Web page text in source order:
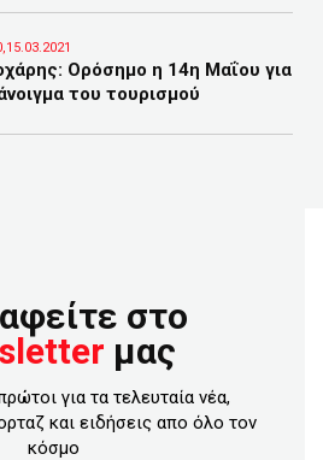
Ορόσημο η 14η Μαΐου για
του τουρισμού
στο
μας
για τα τελευταία νέα,
και ειδήσεις απο όλο τον
κόσμο